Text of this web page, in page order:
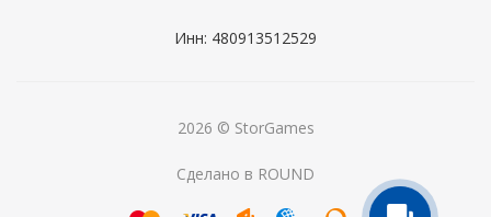
Инн: 480913512529
2026 © StorGames
Сделано в ROUND